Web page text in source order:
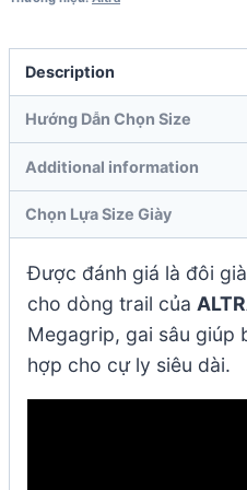
Description
Hướng Dẫn Chọn Size
Additional information
Chọn Lựa Size Giày
Được đánh giá là đôi
cho dòng trail của
Megagrip, gai sâu giúp
hợp cho cự ly siêu dài.